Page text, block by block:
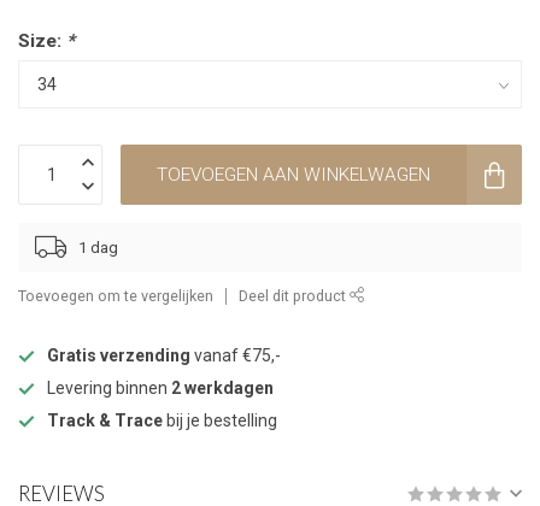
Size: *
TOEVOEGEN AAN WINKELWAGEN
1 dag
Toevoegen om te vergelijken Deel dit product
Gratis verzending vanaf €75,-
Levering binnen 2 werkdagen
Track & Trace bij je bestelling
REVIEWS